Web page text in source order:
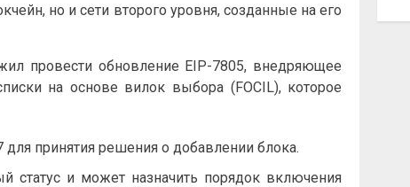
но и сети второго уровня, созданные на его
провести обновление EIP-7805, внедряющее
на основе вилок выбора (FOCIL), которое
принятия решения о добавлении блока.
статус и может назначить порядок включения